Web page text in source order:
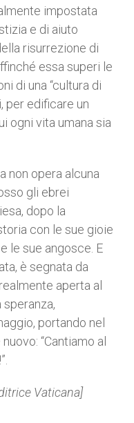
impostata
e di aiuto
risurrezione di
essa superi le
di una “cultura di
per edificare un
ogni vita umana sia
non opera alcuna
gli ebrei
dopo la
con le sue gioie
le sue angosce. E
è segnata da
aperta al
portando nel
“Cantiamo al
Vaticana]